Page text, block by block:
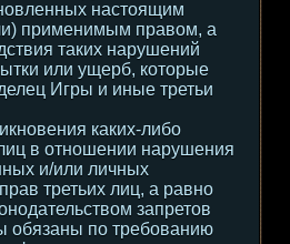
настоящим
применимым правом, а
таких нарушений
или ущерб, которые
Игры и иные третьи
каких-либо
в отношении нарушения
и/или личных
третьих лиц, а равно
запретов
обязаны по требованию